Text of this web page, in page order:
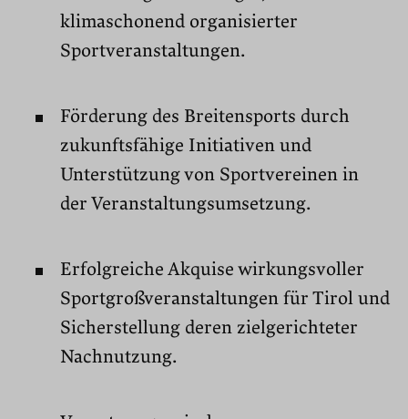
klimaschonend organisierter
Sportveranstaltungen.
Förderung des Breitensports durch
zukunftsfähige Initiativen und
Unterstützung von Sportvereinen in
der Veranstaltungsumsetzung.
Erfolgreiche Akquise wirkungsvoller
Sportgroßveranstaltungen für Tirol und
Sicherstellung deren zielgerichteter
Nachnutzung.